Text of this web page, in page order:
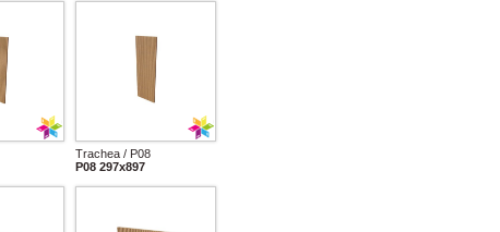
Trachea / P08
P08 297x897